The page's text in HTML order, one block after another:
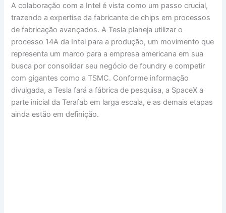
A colaboração com a Intel é vista como um passo crucial,
trazendo a expertise da fabricante de chips em processos
de fabricação avançados. A Tesla planeja utilizar o
processo 14A da Intel para a produção, um movimento que
representa um marco para a empresa americana em sua
busca por consolidar seu negócio de foundry e competir
com gigantes como a TSMC. Conforme informação
divulgada, a Tesla fará a fábrica de pesquisa, a SpaceX a
parte inicial da Terafab em larga escala, e as demais etapas
ainda estão em definição.